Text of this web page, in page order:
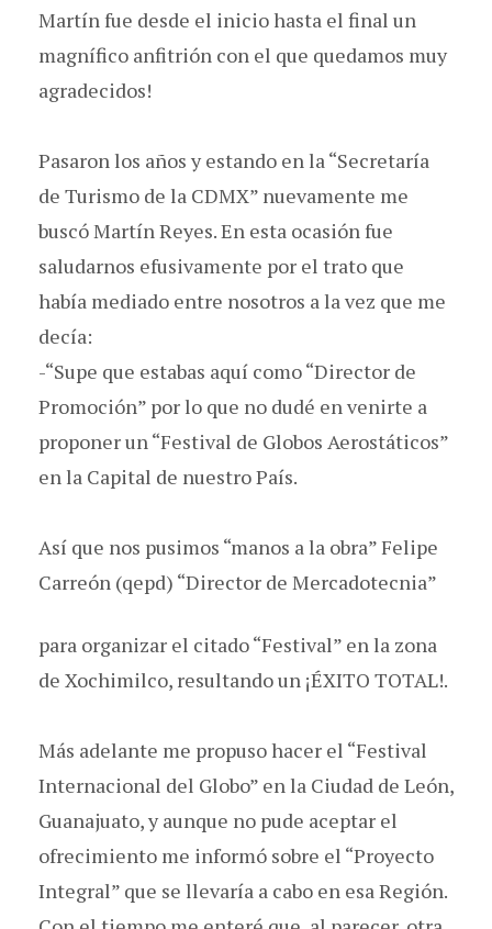
Martín fue desde el inicio hasta el final un
magnífico anfitrión con el que quedamos muy
agradecidos!
Pasaron los años y estando en la “Secretaría
de Turismo de la CDMX” nuevamente me
buscó Martín Reyes. En esta ocasión fue
saludarnos efusivamente por el trato que
había mediado entre nosotros a la vez que me
decía:
-“Supe que estabas aquí como “Director de
Promoción” por lo que no dudé en venirte a
proponer un “Festival de Globos Aerostáticos”
en la Capital de nuestro País.
Así que nos pusimos “manos a la obra” Felipe
Carreón (qepd) “Director de Mercadotecnia”
para organizar el citado “Festival” en la zona
de Xochimilco, resultando un ¡ÉXITO TOTAL!.
Más adelante me propuso hacer el “Festival
Internacional del Globo” en la Ciudad de León,
Guanajuato, y aunque no pude aceptar el
ofrecimiento me informó sobre el “Proyecto
Integral” que se llevaría a cabo en esa Región.